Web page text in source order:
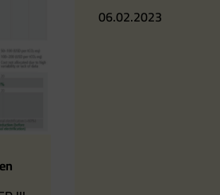
06.02.2023